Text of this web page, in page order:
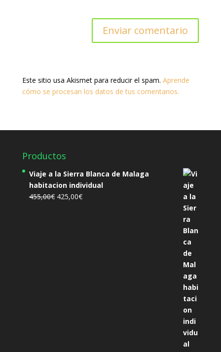
Este sitio usa Akismet para reducir el spam. Aprende
cómo se procesan los datos de tus comentarios.
Productos
Viaje a la Sierra Blanca de Malaga
habitacion individual
455,00€ El
425,00€El